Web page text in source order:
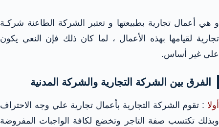
و هي أعمال تجارية بطبيعتها و تعتبر الشركة الطاعنة شركـة
تجارية لقيامها بهذه الأعمال ، لما كان ذلك فإن النعي يكون
على غير أساس.
الفرق بين الشركة التجارية والشركة المدنية
أولا : تقوم الشركة التجارية بأعمال تجارية علي وجه الاحتراف
وبذلك تكتسب صفة التاجر وتخضع لكافة الواجبات المفروضة